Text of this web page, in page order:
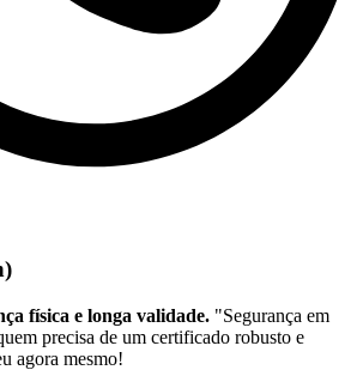
física e longa validade. "Segurança em
precisa de um certificado robusto e
agora mesmo!